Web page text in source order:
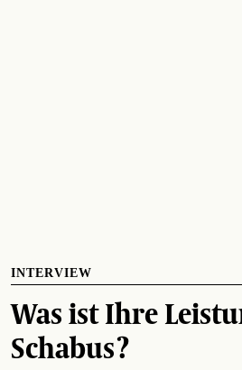
INTERVIEW
Was ist Ihre
Schabus ?